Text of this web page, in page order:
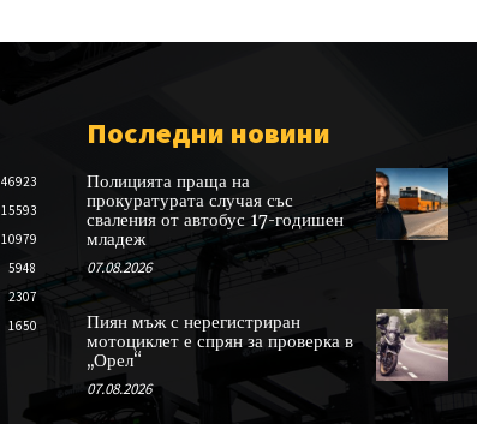
46923
15593
10979
5948
2307
1650
Последни новини
Полицията праща на
прокуратурата случая със
сваления от автобус 17-годишен
младеж
07.08.2026
Пиян мъж с нерегистриран
мотоциклет е спрян за проверка в
„Орел“
07.08.2026